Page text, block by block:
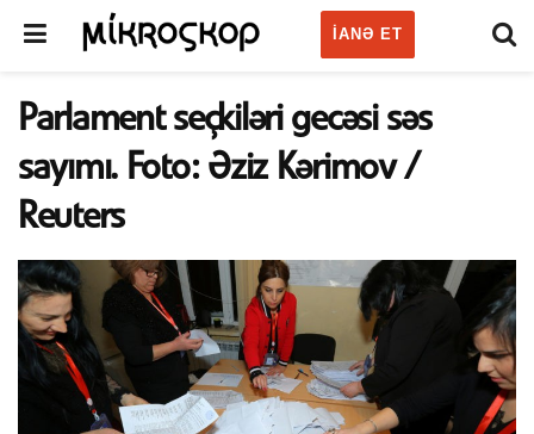
IANƏ ET
Parlament seçkiləri gecəsi səs
sayımı. Foto: Əziz Kərimov /
Reuters